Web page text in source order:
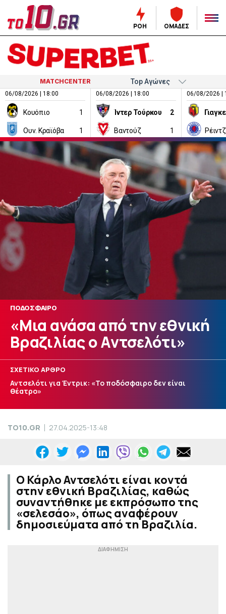
ΡΟΗ ΟΜΑΔΕΣ
MATCHCENTER
06/08/2026 | 18:00
Κουόπιο 1
Ουν. Κραϊόβα 1
06/08/2026 | 18:00
Ίντερ Τούρκου 2
Βαντούζ 1
06/08/2026 |
ΠΟΔΟΣΦΑΙΡΟ
«Μια ανάσα από την εθνική
Βραζιλίας ο Αντσελότι»
ΣΧΕΤΙΚΟ ΑΡΘΡΟ
Αντσελότι για Έντρικ: «Το ποδόσφαιρο δεν είναι
θέατρο»
TO10.GR 27.04.2025-13:48
Ο Κάρλο Αντσελότι είναι κοντά
στην εθνική Βραζιλίας, καθώς
συναντήθηκε με εκπρόσωπο της
«σελεσάο», όπως αναφέρουν
δημοσιεύματα από τη Βραζιλία.